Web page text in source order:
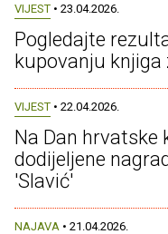
VIJEST • 23.04.2026.
Pogledajte
kupovanju knjiga
VIJEST • 22.04.2026.
Na Dan hrvatske
dodijeljene
'Slavić'
NAJAVA • 21.04.2026.